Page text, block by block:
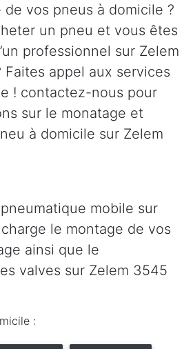
vos pneus à domicile ?
un pneu et vous êtes
professionnel sur Zelem
appel aux services
! contactez-nous pour
sur le monatage et
à domicile sur Zelem
mobile sur
le montage de vos
ainsi que le
valves sur Zelem 3545
: